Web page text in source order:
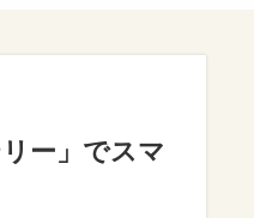
ー」でスマ